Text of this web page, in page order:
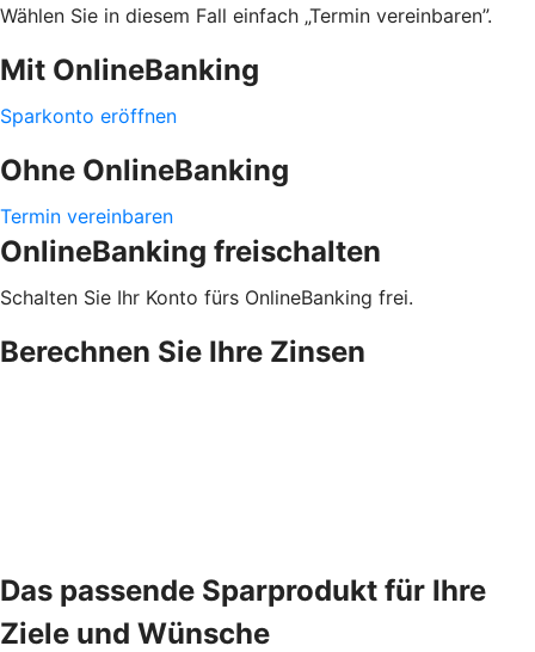
Wählen Sie in diesem Fall einfach „Termin vereinbaren”.
Mit OnlineBanking
Sparkonto eröffnen
Ohne OnlineBanking
Termin vereinbaren
OnlineBanking freischalten
Schalten Sie Ihr Konto fürs OnlineBanking frei.
Berechnen Sie Ihre Zinsen
Das passende Sparprodukt für Ihre
Ziele und Wünsche